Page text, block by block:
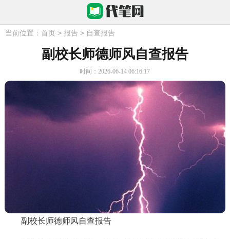
当前位置： 首页 > 报告 > 自查报告
副校长师德师风自查报告
时间：2026-06-14 06:16:17
副校长师德师风自查报告